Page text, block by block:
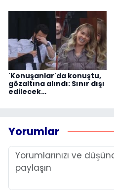
'Konuşanlar'da konuştu,
gözaltına alındı: Sınır dışı
edilecek…
Yorumlar